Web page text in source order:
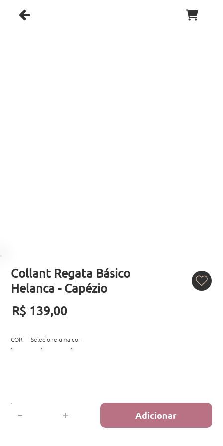
Collant Regata Básico
Helanca - Capézio
Adicionar
R$ 139,00
+
-
COR: Selecione uma cor